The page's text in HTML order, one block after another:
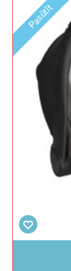
Pasūtīt